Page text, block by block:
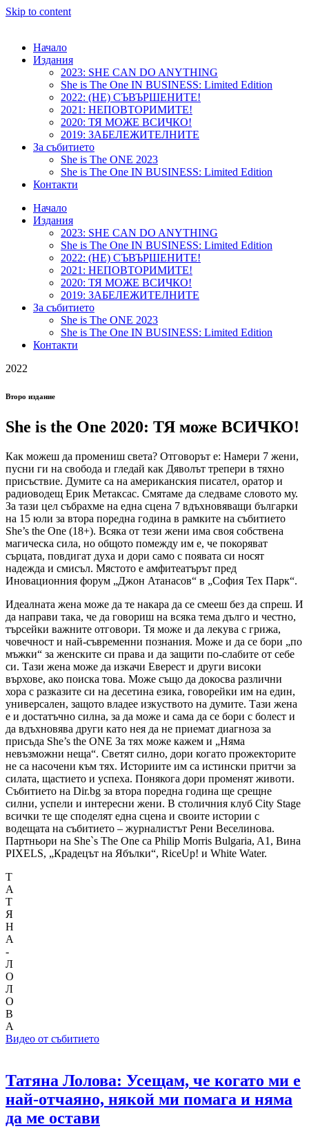
Skip to content
Начало
Издания
2023: SHE CAN DO ANYTHING
She is The One IN BUSINESS: Limited Edition
2022: (НЕ) СЪВЪРШЕНИТЕ!
2021: НЕПОВТОРИМИТЕ!
2020: ТЯ МОЖЕ ВСИЧКО!
2019: ЗАБЕЛЕЖИТЕЛНИТЕ
За събитието
She is The ONE 2023
She is The One IN BUSINESS: Limited Edition
Контакти
Начало
Издания
2023: SHE CAN DO ANYTHING
She is The One IN BUSINESS: Limited Edition
2022: (НЕ) СЪВЪРШЕНИТЕ!
2021: НЕПОВТОРИМИТЕ!
2020: ТЯ МОЖЕ ВСИЧКО!
2019: ЗАБЕЛЕЖИТЕЛНИТЕ
За събитието
She is The ONE 2023
She is The One IN BUSINESS: Limited Edition
Контакти
2022
Второ издание
She is the One 2020: ТЯ може ВСИЧКО!
Как можеш да промениш света? Отговорът е: Намери 7 жени,
пусни ги на свобода и гледай как Дяволът трепери в тяхно
присъствие. Думите са на американския писател, оратор и
радиоводещ Ерик Метаксас. Смятаме да следваме словото му.
За тази цел събрахме на една сцена 7 вдъхновяващи българки
на 15 юли за втора поредна година в рамките на събитието
She’s the One (18+). Всяка от тези жени има своя собствена
магическа сила, но общото помежду им е, че покоряват
сърцата, повдигат духа и дори само с появата си носят
надежда и смисъл. Мястото е амфитеатърът пред
Иновационния форум „Джон Атанасов“ в „София Тех Парк“.
Идеалната жена може да те накара да се смееш без да спреш. И
да направи така, че да говориш на всяка тема дълго и честно,
търсейки важните отговори. Тя може и да лекува с грижа,
човечност и най-съвременни познания. Може и да се бори „по
мъжки“ за женските си права и да защити по-слабите от себе
си. Тази жена може да изкачи Еверест и други високи
върхове, ако поиска това. Може също да докосва различни
хора с разказите си на десетина езика, говорейки им на един,
универсален, защото владее изкуството на думите. Тази жена
е и достатъчно силна, за да може и сама да се бори с болест и
да вдъхновява други като нея да не приемат диагноза за
присъда She’s the ONE За тях може кажем и „Няма
невъзможни неща“. Светят силно, дори когато прожекторите
не са насочени към тях. Историите им са истински притчи за
силата, щастието и успеха. Понякога дори променят животи.
Събитието на Dir.bg за втора поредна година ще срещне
силни, успели и интересни жени. В столичния клуб City Stage
всички те ще споделят една сцена и своите истории с
водещата на събитието – журналистът Рени Веселинова.
Партньори на She`s The One са Philip Morris Bulgaria, A1, Вина
PIXELS, „Крадецът на Ябълки“, RiceUp! и White Water.
Т
А
Т
Я
Н
А
-
Л
О
Л
О
В
А
Видео от събитието
Татяна Лолова: Усещам, че когато ми е
най-отчаяно, някой ми помага и няма
да ме остави